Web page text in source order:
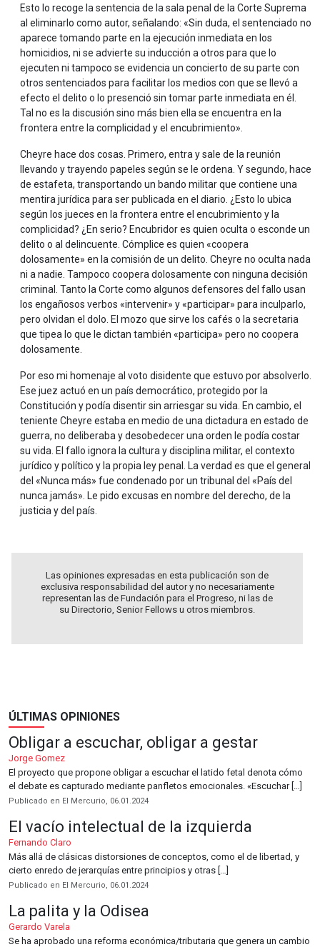
Esto lo recoge la sentencia de la sala penal de la Corte Suprema
al eliminarlo como autor, señalando: «Sin duda, el sentenciado no
aparece tomando parte en la ejecución inmediata en los
homicidios, ni se advierte su inducción a otros para que lo
ejecuten ni tampoco se evidencia un concierto de su parte con
otros sentenciados para facilitar los medios con que se llevó a
efecto el delito o lo presenció sin tomar parte inmediata en él.
Tal no es la discusión sino más bien ella se encuentra en la
frontera entre la complicidad y el encubrimiento».
Cheyre hace dos cosas. Primero, entra y sale de la reunión
llevando y trayendo papeles según se le ordena. Y segundo, hace
de estafeta, transportando un bando militar que contiene una
mentira jurídica para ser publicada en el diario. ¿Esto lo ubica
según los jueces en la frontera entre el encubrimiento y la
complicidad? ¿En serio? Encubridor es quien oculta o esconde un
delito o al delincuente. Cómplice es quien «coopera
dolosamente» en la comisión de un delito. Cheyre no oculta nada
ni a nadie. Tampoco coopera dolosamente con ninguna decisión
criminal. Tanto la Corte como algunos defensores del fallo usan
los engañosos verbos «intervenir» y «participar» para inculparlo,
pero olvidan el dolo. El mozo que sirve los cafés o la secretaria
que tipea lo que le dictan también «participa» pero no coopera
dolosamente.
Por eso mi homenaje al voto disidente que estuvo por absolverlo.
Ese juez actuó en un país democrático, protegido por la
Constitución y podía disentir sin arriesgar su vida. En cambio, el
teniente Cheyre estaba en medio de una dictadura en estado de
guerra, no deliberaba y desobedecer una orden le podía costar
su vida. El fallo ignora la cultura y disciplina militar, el contexto
jurídico y político y la propia ley penal. La verdad es que el general
del «Nunca más» fue condenado por un tribunal del «País del
nunca jamás». Le pido excusas en nombre del derecho, de la
justicia y del país.
Las opiniones expresadas en esta publicación son de
exclusiva responsabilidad del autor y no necesariamente
representan las de Fundación para el Progreso, ni las de
su Directorio, Senior Fellows u otros miembros.
ÚLTIMAS OPINIONES
Obligar a escuchar, obligar a gestar
Jorge Gomez
El proyecto que propone obligar a escuchar el latido fetal denota cómo
el debate es capturado mediante panfletos emocionales. «Escuchar […]
Publicado en El Mercurio, 06.01.2024
El vacío intelectual de la izquierda
Fernando Claro
Más allá de clásicas distorsiones de conceptos, como el de libertad, y
cierto enredo de jerarquías entre principios y otras […]
Publicado en El Mercurio, 06.01.2024
La palita y la Odisea
Gerardo Varela
Se ha aprobado una reforma económica/tributaria que genera un cambio